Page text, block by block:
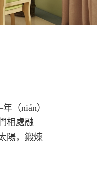
（nián）
相處融
陽，鍛煉